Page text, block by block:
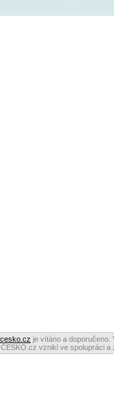
je vítáno a doporučeno.
vznikl ve spolupráci